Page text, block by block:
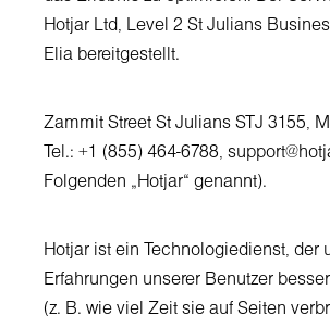
Hotjar Ltd, Level 2 St Julians
Elia bereitgestellt.
Zammit Street St Julians STJ 3155,
Tel.: +1 (855) 464-6788,
Folgenden „Hotjar“ genannt).
Hotjar ist ein Technologiedienst, der
Erfahrungen unserer Benutzer
(z. B. wie viel Zeit sie auf Seiten